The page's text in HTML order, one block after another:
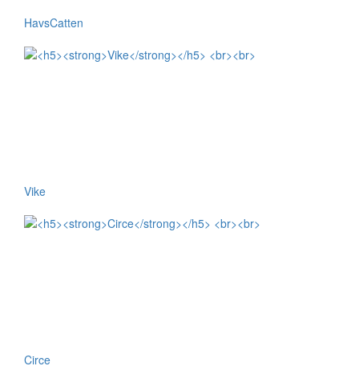
HavsCatten
Vike
Circe